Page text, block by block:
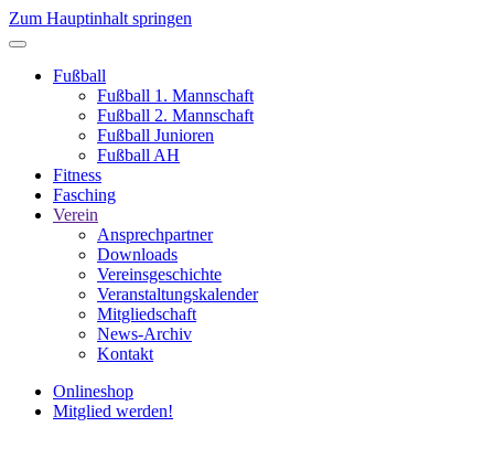
Zum Hauptinhalt springen
Fußball
Fußball 1. Mannschaft
Fußball 2. Mannschaft
Fußball Junioren
Fußball AH
Fitness
Fasching
Verein
Ansprechpartner
Downloads
Vereinsgeschichte
Veranstaltungskalender
Mitgliedschaft
News-Archiv
Kontakt
Onlineshop
Mitglied werden!